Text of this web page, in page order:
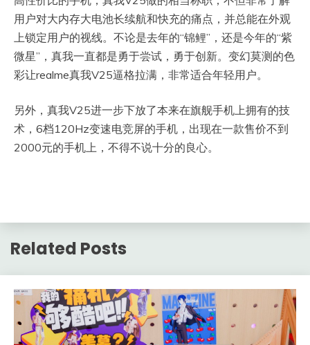
用户对大内存大电池长续航和快充的痛点，并总能在外观
上锁定用户的视线。不论是去年的“锦鲤”，还是今年的“紫
微星”，真我一直都是勇于尝试，勇于创新。变幻莫测的色
彩让realme真我V25逼格拉满，非常适合年轻用户。
另外，真我V25进一步下放了本来在旗舰手机上拥有的技
术，6档120Hz变速电竞屏的手机，出现在一款售价不到
2000元的手机上，不得不说十分的良心。
Related Posts